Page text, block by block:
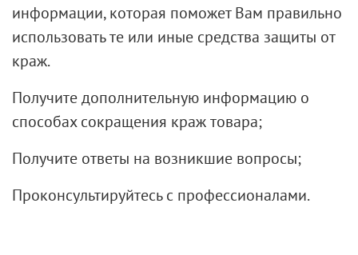
информации, которая поможет Вам правильно
использовать те или иные средства защиты от
краж.
Получите дополнительную информацию о
способах сокращения краж товара;
Получите ответы на возникшие вопросы;
Проконсультируйтесь с профессионалами.